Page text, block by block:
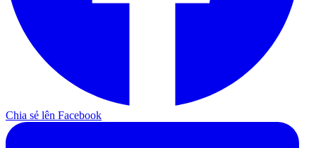
Chia sẻ lên Facebook